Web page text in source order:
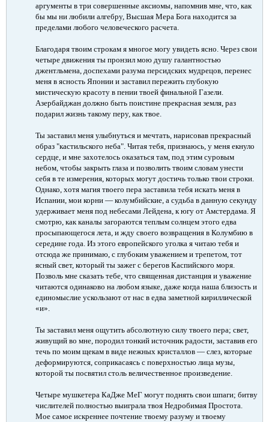
аргументы в три совершенные аксиомы, напомнив мне, что, как
бы мы ни любили алгебру, Высшая Мера Бога находится за
пределами любого человеческого расчета.
Благодаря твоим строкам я многое могу увидеть ясно. Через свои
четыре движения ты пронзил мою душу галантностью
джентльмена, доспехами разума персидских мудрецов, перенес
меня в ясность Японии и заставил пережить глубокую
мистическую красоту в пении твоей финальной Газели.
Азербайджан должно быть поистине прекрасная земля, раз
подарил жизнь такому перу, как твое.
Ты заставил меня улыбнуться и мечтать, нарисовав прекрасный
образ "кастильского неба". Читая тебя, признаюсь, у меня екнуло
сердце, и мне захотелось оказаться там, под этим суровым
небом, чтобы закрыть глаза и позволить твоим словам унести
себя в те измерения, которых могут достичь только твои строки.
Однако, хотя магия твоего пера заставила тебя искать меня в
Испании, мои корни — колумбийские, а судьба в данную секунду
удерживает меня под небесами Лейдена, к югу от Амстердама. Я
смотрю, как каналы загораются теплым солнцем этого едва
просыпающегося лета, и жду своего возвращения в Колумбию в
середине года. Из этого европейского уголка я читаю тебя и
отсюда же принимаю, с глубоким уважением и трепетом, тот
ясный свет, который ты зажег с берегов Каспийского моря.
Позволь мне сказать тебе, что священная дистанция и уважение
читаются одинаково на любом языке, даже когда наша близость и
единомыслие ускользают от нас в едва заметной кириллической
«и».
Ты заставил меня ощутить абсолютную силу твоего пера; свет,
живущий во мне, породил тонкий источник радости, заставив его
течь по моим щекам в виде нежных кристаллов — слез, которые
деформируются, соприкасаясь с поверхностью лица музы,
которой ты посвятил столь величественное произведение.
Четыре мушкетера КаДже МеГ могут поднять свои шпаги; битву
числителей полностью выиграла твоя Недробимая Простота.
Мое самое искреннее почтение твоему разуму и твоему